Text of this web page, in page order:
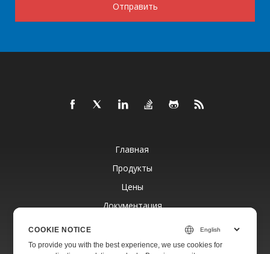
Отправить
Главная
Продукты
Цены
Документация
Бесплатная Поддержка
COOKIE NOTICE
To provide you with the best experience, we use cookies for